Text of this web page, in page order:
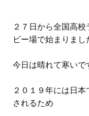
２７日から全国高
ビー場で始まりまし
今日は晴れて寒いで
２０１９年には日
されるため